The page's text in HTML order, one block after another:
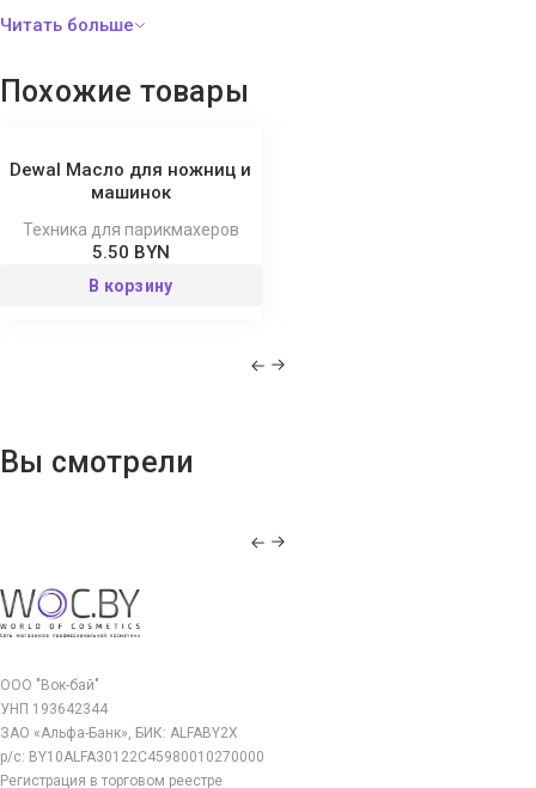
Похожие товары
Dewal Масло для ножниц и
машинок
Техника для парикмахеров
5.50 BYN
В корзину
Вы смотрели
ООО "Вок-бай"
УНП 193642344
ЗАО «Альфа-Банк», БИК: ALFABY2X
р/с: BY10ALFA30122C45980010270000
Регистрация в торговом реестре